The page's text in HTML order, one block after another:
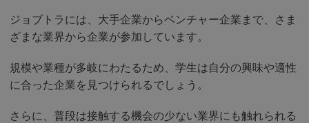
ジョブトラには、大手企業からベンチャー企業まで、さま
ざまな業界から企業が参加しています。
規模や業種が多岐にわたるため、学生は自分の興味や適性
に合った企業を見つけられるでしょう。
さらに、普段は接触する機会の少ない業界にも触れられる